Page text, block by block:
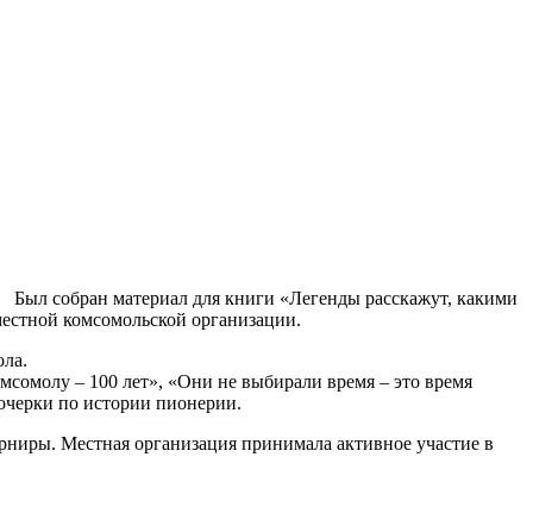
Был собран материал для книги «Легенды расскажут, какими
комсомольской организации.
– 100 лет», «Они не выбирали время – это время
по истории пионерии.
Местная организация принимала активное участие в